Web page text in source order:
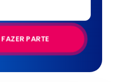
PARTE